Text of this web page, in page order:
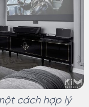
cách hợp lý